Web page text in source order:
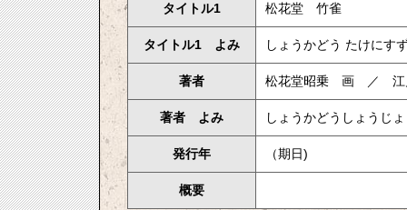
タイトル1 松花堂 竹雀
タイトル1 よみ しょうかどう たけにす
著者 松花堂昭乗 画 ／
著者 よみ しょうかどうしょうじ
発行年 （期日)
概要